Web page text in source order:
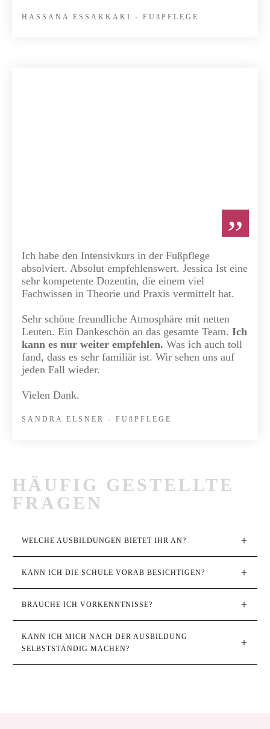
HASSANA ESSAKKAKI - FU ßP FLEGE
”
Ich habe den Intensivkurs in der Fußpflege
absolviert. Absolut empfehlenswert. Jessica Ist eine
sehr kompetente Dozentin, die einem viel
Fachwissen in Theorie und Praxis vermittelt hat.
Sehr schöne freundliche Atmosphäre mit netten
Leuten. Ein Dankeschön an das gesamte Team. Ich
kann es nur weiter empfehlen. Was ich auch toll
fand, dass es sehr familiär ist. Wir sehen uns auf
jeden Fall wieder.
Vielen Dank.
SANDRA ELSNER - FU ßP FLEGE
HÄUFIG GESTELLTE
FRAGEN
WELCHE AUSBILDUNGEN BIETET IHR AN?
KANN ICH DIE SCHULE VORAB BESICHTIGEN?
BRAUCHE ICH VORKENNTNISSE?
KANN ICH MICH NACH DER AUSBILDUNG
SELBSTSTÄNDIG MACHEN?